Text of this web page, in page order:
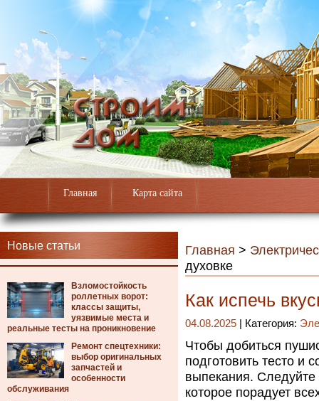
Главная Карта сайта
Новые статьи
Взломостойкость
роллетных ворот:
классы защиты,
уязвимые места и
реальные тесты на проникновение
Ремонт спецтехники:
выбор оригинальных
запчастей и
особенности
обслуживания
Главная >
духовке
Как испечь
04.08.2025 | Категория:
Чтобы добиться
подготовить тесто и
выпекания.
которое порадует